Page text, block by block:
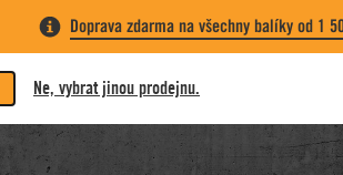
Doprava zdarma na všechny balíky od 1
Ne, vybrat jinou prodejnu.